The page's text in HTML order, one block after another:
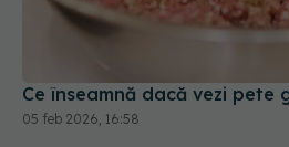
Ce înseamnă dacă vezi
05 feb 2026, 16:58